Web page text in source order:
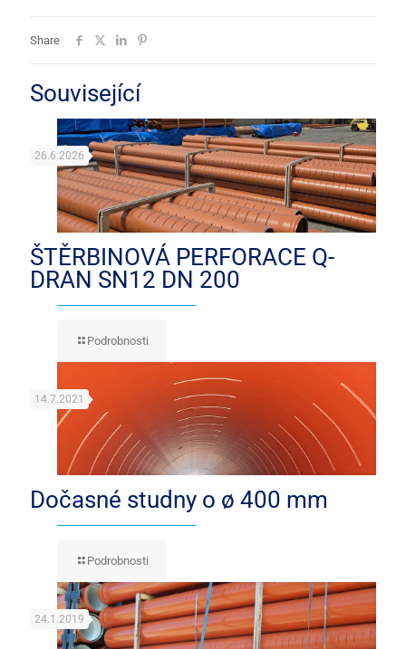
Share
Související
26.6.2026
ŠTĚRBINOVÁ PERFORACE Q-
DRAN SN12 DN 200
Podrobnosti
14.7.2021
Dočasné studny o ø 400 mm
Podrobnosti
24.1.2019